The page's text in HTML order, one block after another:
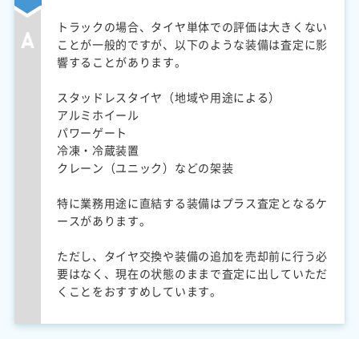
トラックの場合、タイヤ単体での評価は大きくない
ことが一般的ですが、以下のような装備は査定に影
響することがあります。
スタッドレスタイヤ（地域や用途による）
アルミホイール
パワーゲート
冷凍・冷蔵装置
クレーン（ユニック）などの架装
特に業務用途に直結する装備はプラス査定となるケ
ースがあります。
ただし、タイヤ交換や装備の追加を売却前に行う必
要はなく、現在の状態のままで査定に出していただ
くことをおすすめしています。